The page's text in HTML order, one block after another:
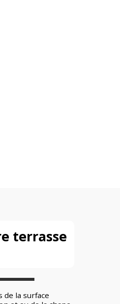
terrasse
de la surface